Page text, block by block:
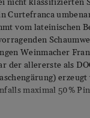
Curtefranca
vom lateinischen
Weinmacher
der allererste als
maximal 50%